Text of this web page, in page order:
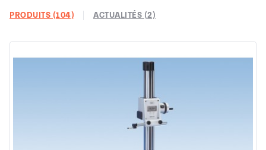
PRODUITS (104) ACTUALITÉS (2)